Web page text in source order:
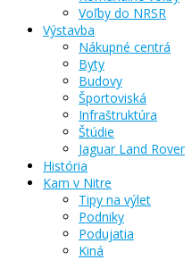
Voľby do NRSR
Výstavba
Nákupné centrá
Byty
Budovy
Športoviská
Infraštruktúra
Štúdie
Jaguar Land Rover
História
Kam v Nitre
Tipy na výlet
Podniky
Podujatia
Kiná